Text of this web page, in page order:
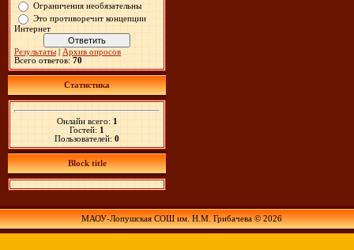
Ограничения необязательны
Это противоречит концепции
Интернет
Результаты
Архив опросов
Всего ответов: 70
Статистика
Онлайн всего: 1
Гостей: 1
Пользователей: 0
Block title
МАОУ-Лопушская СОШ им. Н.М. Грибачева © 2026